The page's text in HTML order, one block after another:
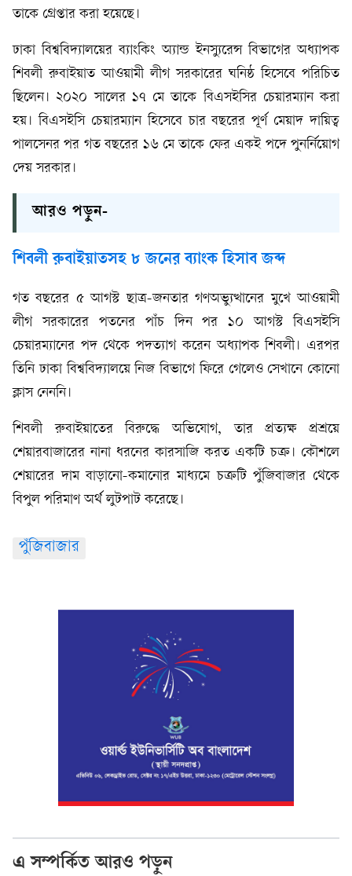
তাকে গ্রেপ্তার করা হয়েছে।
ঢাকা বিশ্ববিদ্যালয়ের ব্যাংকিং অ্যান্ড ইনস্যুরেন্স বিভাগের অধ্যাপক
শিবলী রুবাইয়াত আওয়ামী লীগ সরকারের ঘনিষ্ঠ হিসেবে পরিচিত
ছিলেন। ২০২০ সালের ১৭ মে তাকে বিএসইসির চেয়ারম্যান করা
হয়। বিএসইসি চেয়ারম্যান হিসেবে চার বছরের পূর্ণ মেয়াদ দায়িত্ব
পালসেনর পর গত বছরের ১৬ মে তাকে ফের একই পদে পুনর্নিয়োগ
দেয় সরকার।
আরও পড়ুন-
শিবলী রুবাইয়াতসহ ৮ জনের ব্যাংক হিসাব জব্দ
গত বছরের ৫ আগস্ট ছাত্র-জনতার গণঅভ্যুত্থানের মুখে আওয়ামী
লীগ সরকারের পতনের পাঁচ দিন পর ১০ আগস্ট বিএসইসি
চেয়ারম্যানের পদ থেকে পদত্যাগ করেন অধ্যাপক শিবলী। এরপর
তিনি ঢাকা বিশ্ববিদ্যালয়ে নিজ বিভাগে ফিরে গেলেও সেখানে কোনো
ক্লাস নেননি।
শিবলী রুবাইয়াতের বিরুদ্ধে অভিযোগ, তার প্রত্যক্ষ প্রশ্রয়ে
শেয়ারবাজারের নানা ধরনের কারসাজি করত একটি চক্র। কৌশলে
শেয়ারের দাম বাড়ানো-কমানোর মাধ্যমে চক্রটি পুঁজিবাজার থেকে
বিপুল পরিমাণ অর্থ লুটপাট করেছে।
পুঁজিবাজার
এ সম্পর্কিত আরও পড়ুন